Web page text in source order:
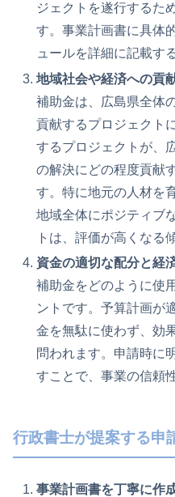
ジェクトを遂行するた
す。事業計画書に具体
ュールを詳細に記載す
地域社会や経済への貢
補助金は、広島県全体
貢献するプロジェクト
するプロジェクトが、
の解決にどの程度貢献
す。特に地元の人材を
地域全体にポジティブ
トは、評価が高くなる
資金の適切な配分と経
補助金をどのように使
ントです。予算計画が
金を無駄に使わず、効
問われます。申請時に
すことで、事業の信頼
行政書士が提案する申
事業計画書を丁寧に作